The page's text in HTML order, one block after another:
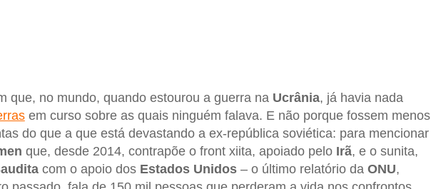
que, no mundo, quando estourou a guerra na Ucrânia, já havia nada
em curso sobre as quais ninguém falava. E não porque fossem menos
do que a que está devastando a ex-república soviética: para mencionar
que, desde 2014, contrapõe o front xiita, apoiado pelo Irã, e o sunita,
com o apoio dos Estados Unidos– o último relatório da ONU,